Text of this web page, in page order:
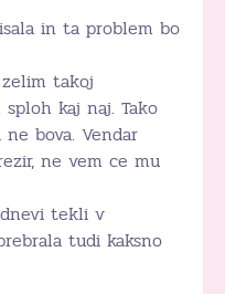
in ta problem bo
takoj
kaj naj. Tako
bova. Vendar
ne vem ce mu
tekli v
tudi kaksno